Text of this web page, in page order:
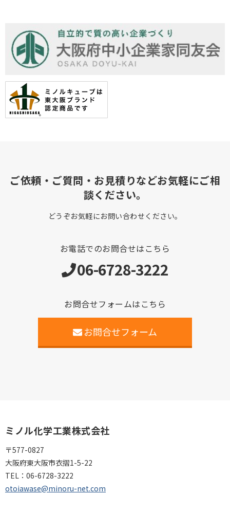
ご依頼・ご質問・お見積りなどお気軽にご相
談ください。
どうぞお気軽にお問い合わせください。
お電話でのお問合せはこちら
06-6728-3222
お問合せフォームはこちら
お問合せフォーム
ミノル化学工業株式会社
〒577-0827
大阪府東大阪市衣摺1-5-22
TEL： 06-6728-3222
otoiawase@minoru-net.com